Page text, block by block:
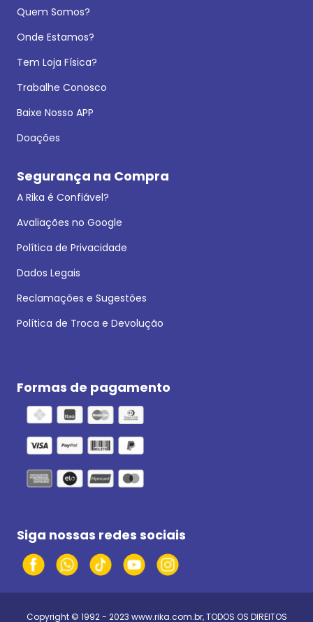
Quem Somos?
Onde Estamos?
Tem Loja Física?
Trabalhe Conosco
Baixe Nosso APP
Doações
Segurança na Compra
A Rika é Confiável?
Avaliações no Google
Política de Privacidade
Dados Legais
Reclamações e Sugestões
Política de Troca e Devolução
Formas de pagamento
Siga nossas redes sociais
Copyright © 1992 - 2023 www.rika.com.br, TODOS OS DIREITOS